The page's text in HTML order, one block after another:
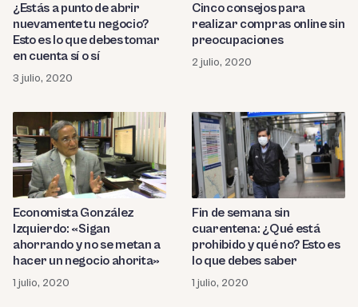
¿Estás a punto de abrir
nuevamente tu negocio?
Esto es lo que debes tomar
en cuenta sí o sí
3 julio, 2020
Cinco consejos para
realizar compras online sin
preocupaciones
2 julio, 2020
Economista González
Izquierdo: «Sigan
ahorrando y no se metan a
hacer un negocio ahorita»
1 julio, 2020
Fin de semana sin
cuarentena: ¿Qué está
prohibido y qué no? Esto es
lo que debes saber
1 julio, 2020